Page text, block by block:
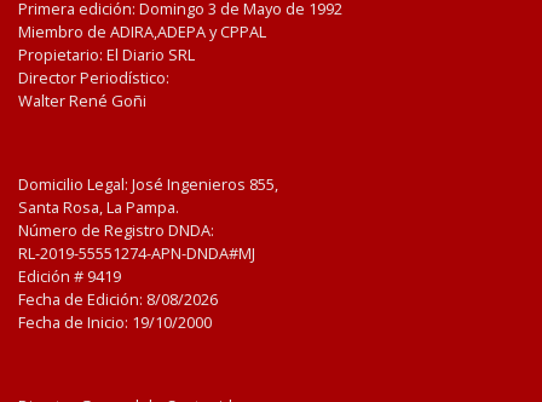
Primera edición: Domingo 3 de Mayo de 1992
Miembro de ADIRA,ADEPA y CPPAL
Propietario: El Diario SRL
Director Periodístico:
Walter René Goñi
Domicilio Legal: José Ingenieros 855,
Santa Rosa, La Pampa.
Número de Registro DNDA:
RL-2019-55551274-APN-DNDA#MJ
Edición # 9419
Fecha de Edición: 8/08/2026
Fecha de Inicio: 19/10/2000